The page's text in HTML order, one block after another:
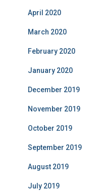
April 2020
March 2020
February 2020
January 2020
December 2019
November 2019
October 2019
September 2019
August 2019
July 2019